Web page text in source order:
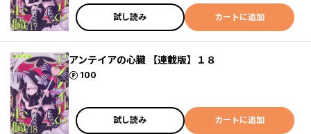
試し読み カートに追加
アンテイアの心臓 【連載版】１８
100
ポイント
試し読み カートに追加